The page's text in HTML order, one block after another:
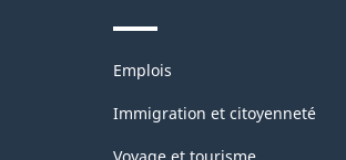
Thèmes
sujets
Emplois
Immigration et citoyenneté